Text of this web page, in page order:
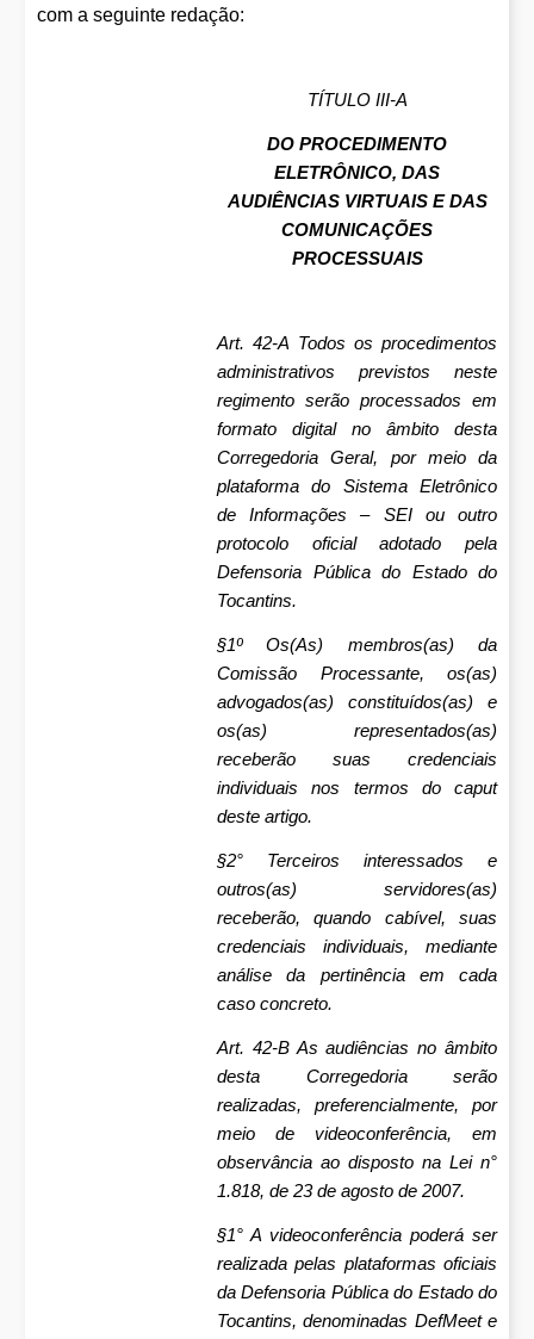
com a seguinte redação:
TÍTULO III-A
DO PROCEDIMENTO
ELETRÔNICO, DAS
AUDIÊNCIAS VIRTUAIS E DAS
COMUNICAÇÕES
PROCESSUAIS
Art. 42-A Todos os procedimentos
administrativos previstos neste
regimento serão processados em
formato digital no âmbito desta
Corregedoria Geral, por meio da
plataforma do Sistema Eletrônico
de Informações – SEI ou outro
protocolo oficial adotado pela
Defensoria Pública do Estado do
Tocantins.
§1º Os(As) membros(as) da
Comissão Processante, os(as)
advogados(as) constituídos(as) e
os(as) representados(as)
receberão suas credenciais
individuais nos termos do caput
deste artigo.
§2° Terceiros interessados e
outros(as) servidores(as)
receberão, quando cabível, suas
credenciais individuais, mediante
análise da pertinência em cada
caso concreto.
Art. 42-B As audiências no âmbito
desta Corregedoria serão
realizadas, preferencialmente, por
meio de videoconferência, em
observância ao disposto na Lei n°
1.818, de 23 de agosto de 2007.
§1° A videoconferência poderá ser
realizada pelas plataformas oficiais
da Defensoria Pública do Estado do
Tocantins, denominadas DefMeet e